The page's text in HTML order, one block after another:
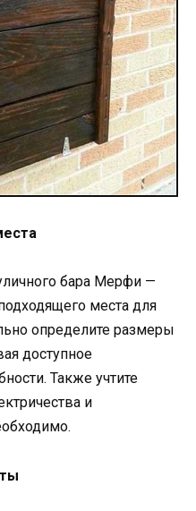
бара Мерфи —
места для
определите размеры
доступное
Также учтите
и